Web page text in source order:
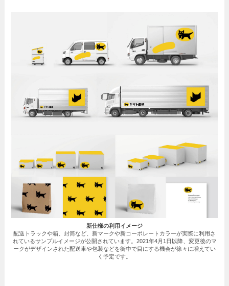
新仕様の利用イメージ
配送トラックや箱、封筒など、新マークや新コーポレートカラーが実際に利用さ
れているサンプルイメージが公開されています。2021年4月1日以降、変更後のマ
ークがデザインされた配送車や包装などを街中で目にする機会が徐々に増えてい
く予定です。